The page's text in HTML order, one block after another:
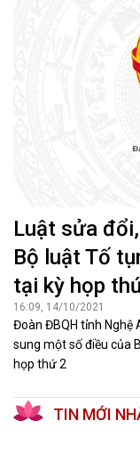
Luật sửa
Bộ luật Tố
tại kỳ họp
16:09, 14/10/2021
Đoàn ĐBQH tỉnh Nghệ
sung một số điều của
họp thứ 2
TIN MỚI